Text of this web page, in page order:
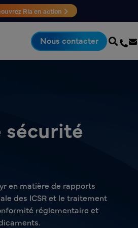
Ria en action
Nous contacter
en matière de rapports
des ICSR et le traitement
réglementaire et